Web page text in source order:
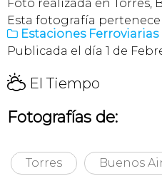
Foto realizada en Torres,
Esta fotografía
 Estaciones Ferroviarias
Publicada el día 1 de
H El Tiempo
Fotografías de:
Torres Buenos